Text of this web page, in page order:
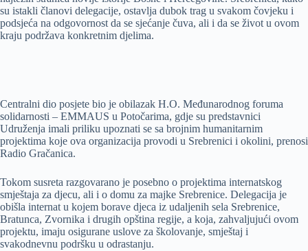
su istakli članovi delegacije, ostavlja dubok trag u svakom čovjeku i
podsjeća na odgovornost da se sjećanje čuva, ali i da se život u ovom
kraju podržava konkretnim djelima.
Centralni dio posjete bio je obilazak H.O. Međunarodnog foruma
solidarnosti – EMMAUS u Potočarima, gdje su predstavnici
Udruženja imali priliku upoznati se sa brojnim humanitarnim
projektima koje ova organizacija provodi u Srebrenici i okolini, prenosi
Radio Gračanica.
Tokom susreta razgovarano je posebno o projektima internatskog
smještaja za djecu, ali i o domu za majke Srebrenice. Delegacija je
obišla internat u kojem borave djeca iz udaljenih sela Srebrenice,
Bratunca, Zvornika i drugih opština regije, a koja, zahvaljujući ovom
projektu, imaju osigurane uslove za školovanje, smještaj i
svakodnevnu podršku u odrastanju.